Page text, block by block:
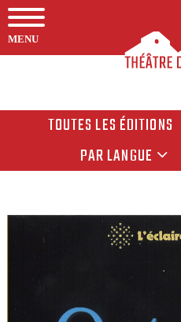
MENU
TOUTES LES ÉDITIONS
PAR LANGUE